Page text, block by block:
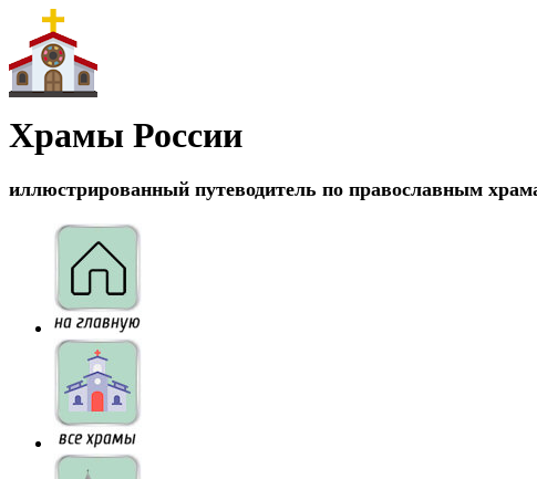
Храмы России
иллюстрированный путеводитель по православным